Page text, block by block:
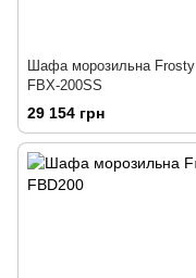
Шафа морозильна Frosty
FBX-200SS
29 154 грн